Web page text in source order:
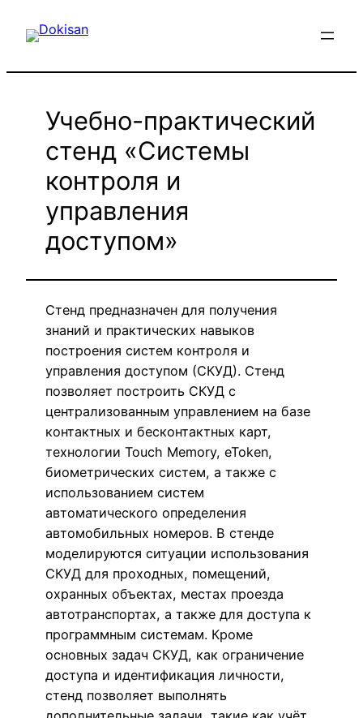
Учебно-практический
стенд «Системы
контроля и
управления
доступом»
Стенд предназначен для получения
знаний и практических навыков
построения систем контроля и
управления доступом (СКУД). Стенд
позволяет построить СКУД с
централизованным управлением на базе
контактных и бесконтактных карт,
технологии Touch Memory, eToken,
биометрических систем, а также с
использованием систем
автоматического определения
автомобильных номеров. В стенде
моделируются ситуации использования
СКУД для проходных, помещений,
охранных объектах, местах проезда
автотранспортах, а также для доступа к
программным системам. Кроме
основных задач СКУД, как ограничение
доступа и идентификация личности,
стенд позволяет выполнять